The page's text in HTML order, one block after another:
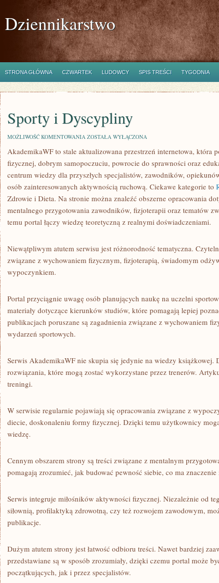
Dziennikarstwo
STRONA GŁÓWNA CZWARTEK LUDOWCY SPIS TREŚCI TYGODNIA
Sporty i Dyscypliny
MOŻLIWOŚĆ KOMENTOWANIA SPORTY
DYSCYPLINY
ZOSTAŁA WYŁĄCZONA
AkademikaWF to stale aktualizowana przestrzeń internetowa, która
fizycznej, dobrym samopoczuciu, powrocie do sprawności oraz
centrum wiedzy dla przyszłych specjalistów, zawodników,
osób zainteresowanych aktywnością ruchową. Ciekawe kategorie to
Zdrowie i Dieta. Na stronie można znaleźć obszerne opracowania
mentalnego przygotowania zawodników, fizjoterapii oraz tematów
temu portal łączy wiedzę teoretyczną z realnymi doświadczeniami.
Niewątpliwym atutem serwisu jest różnorodność tematyczna.
związane z wychowaniem fizycznym, fizjoterapią, świadomym
wypoczynkiem.
Portal przyciągnie uwagę osób planujących naukę na uczelni
materiały dotyczące kierunków studiów, które pomagają lepiej
publikacjach poruszane są zagadnienia związane z wychowaniem
wydarzeń sportowych.
Serwis AkademikaWF nie skupia się jedynie na wiedzy książkowej.
rozwiązania, które mogą zostać wykorzystane przez trenerów.
treningi.
W serwisie regularnie pojawiają się opracowania związane z
diecie, doskonaleniu formy fizycznej. Dzięki temu użytkownicy
wiedzę.
Cennym obszarem strony są treści związane z mentalnym
pomagają zrozumieć, jak budować pewność siebie, co ma
Serwis integruje miłośników aktywności fizycznej. Niezależnie od
siłownią, profilaktyką zdrowotną, czy też rozwojem zawodowym,
publikacje.
Dużym atutem strony jest łatwość odbioru treści. Nawet bardziej
przedstawiane są w sposób zrozumiały, dzięki czemu portal może
początkujących, jak i przez specjalistów.